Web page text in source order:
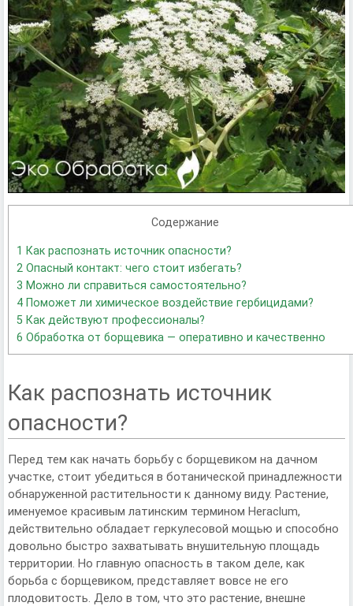
Содержание
1 Как распознать источник опасности?
2 Опасный контакт: чего стоит избегать?
3 Можно ли справиться самостоятельно?
4 Поможет ли химическое воздействие гербицидами?
5 Как действуют профессионалы?
6 Обработка от борщевика — оперативно и качественно
Как распознать источник
опасности?
Перед тем как начать борьбу с борщевиком на дачном
участке, стоит убедиться в ботанической принадлежности
обнаруженной растительности к данному виду. Растение,
именуемое красивым латинским термином Heraclum,
действительно обладает геркулесовой мощью и способно
довольно быстро захватывать внушительную площадь
территории. Но главную опасность в таком деле, как
борьба с борщевиком, представляет вовсе не его
плодовитость. Дело в том, что это растение, внешне